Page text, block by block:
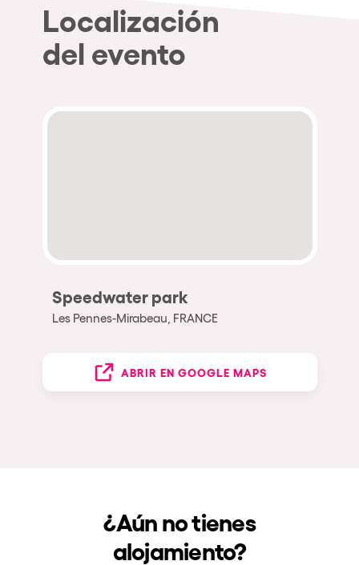
Localización
del evento
Speedwater park
Les Pennes-Mirabeau, FRANCE
ABRIR EN GOOGLE MAPS
¿Aún no tienes
alojamiento?